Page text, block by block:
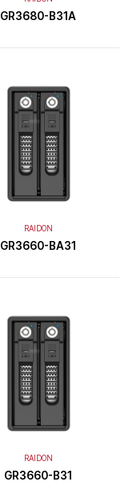
GR3680-B31A
RAIDON
GR3660-BA31
RAIDON
GR3660-B31